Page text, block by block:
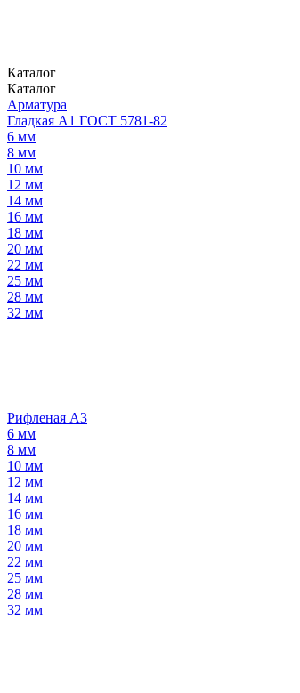
Каталог
Каталог
Арматура
Гладкая А1 ГОСТ 5781-82
6 мм
8 мм
10 мм
12 мм
14 мм
16 мм
18 мм
20 мм
22 мм
25 мм
28 мм
32 мм
Рифленая А3
6 мм
8 мм
10 мм
12 мм
14 мм
16 мм
18 мм
20 мм
22 мм
25 мм
28 мм
32 мм